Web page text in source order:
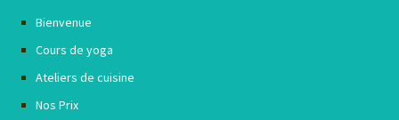
Bienvenue
Cours de yoga
Ateliers de cuisine
Nos Prix